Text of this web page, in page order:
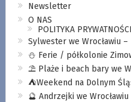
Newsletter
O NAS
POLITYKA PRYWATNOŚCI
Sylwester we Wrocławiu
⛄️ Ferie / półkolonie
⛱️ Plaże i beach bary we
⛺️Weekend na Dolnym
🔮 Andrzejki we Wrocławiu